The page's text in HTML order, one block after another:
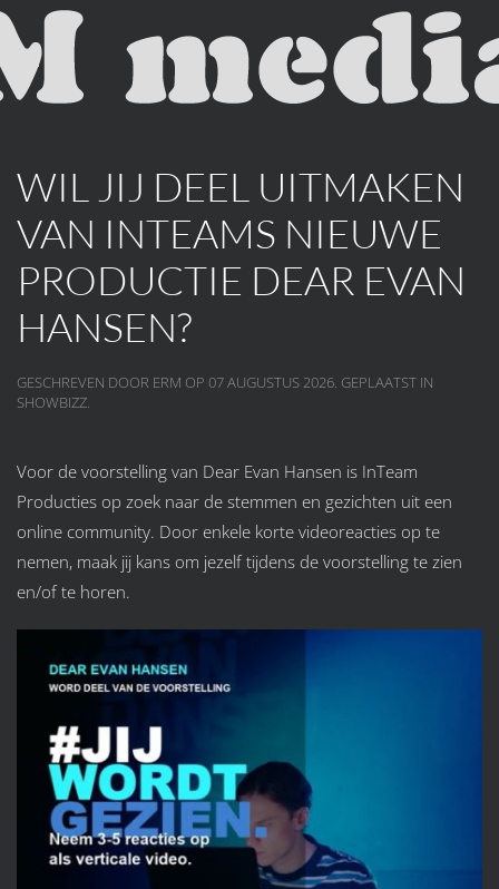
Skip to main content
WIL JIJ DEEL UITMAKEN
VAN INTEAMS NIEUWE
PRODUCTIE DEAR EVAN
HANSEN?
GESCHREVEN DOOR ERM OP 07 AUGUSTUS 2026. GEPLAATST IN
SHOWBIZZ.
Voor de voorstelling van Dear Evan Hansen is InTeam
Producties op zoek naar de stemmen en gezichten uit een
online community. Door enkele korte videoreacties op te
nemen, maak jij kans om jezelf tijdens de voorstelling te zien
en/of te horen.